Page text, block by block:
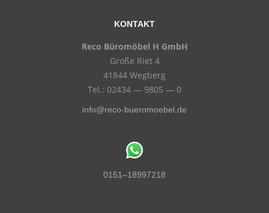
KONTAKT
Reco Büromöbel H GmbH
Große Riet 4
41844 Wegberg
Tel.: 02434 — 9805 — 0
info@reco-bueromoebel.de
0151–18997218